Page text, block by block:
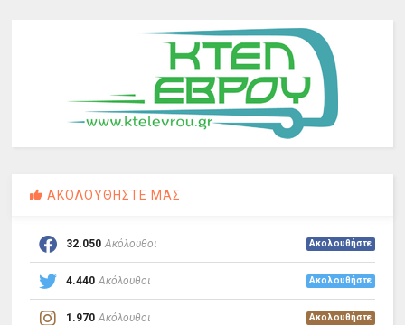
ΑΚΟΛΟΥΘΗΣΤΕ ΜΑΣ
32.050 Ακόλουθοι Ακολουθήστε
4.440 Ακόλουθοι Ακολουθήστε
1.970 Ακόλουθοι Ακολουθήστε